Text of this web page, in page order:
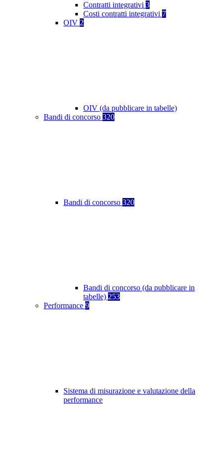
Contratti integrativi 3
Costi contratti integrativi 7
OIV 2
OIV (da pubblicare in tabelle)
Bandi di concorso 320
Bandi di concorso 320
Bandi di concorso (da pubblicare in
tabelle) 253
Performance 9
Sistema di misurazione e valutazione della
performance